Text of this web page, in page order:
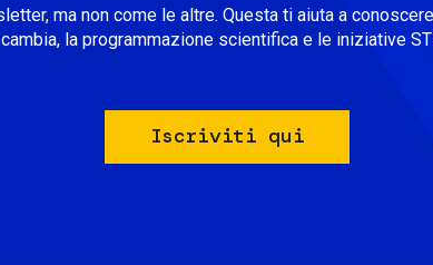
ma non come le altre. Questa ti aiuta a
cambia, la programmazione scientifica e le iniziative
Iscriviti qui